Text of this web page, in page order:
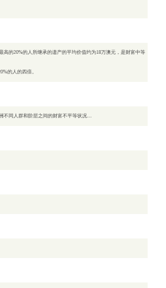
高的20%的人所继承的遗产的平均价值约为18万澳元，是财富中等
的人的四倍。
不同人群和阶层之间的财富不平等状况…